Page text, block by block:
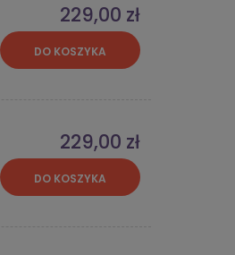
229,00 zł
DO KOSZYKA
229,00 zł
DO KOSZYKA